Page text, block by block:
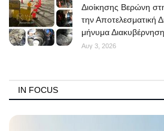
Διοίκησης Βερώνη
την Αποτελεσματική
μήνυμα
Αυγ 3, 2026
IN FOCUS